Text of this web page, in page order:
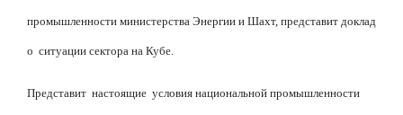
промышленности министерства Энергии и Шахт, представит доклад
о ситуации сектора на Кубе.
Представит настоящие условия национальной промышленности